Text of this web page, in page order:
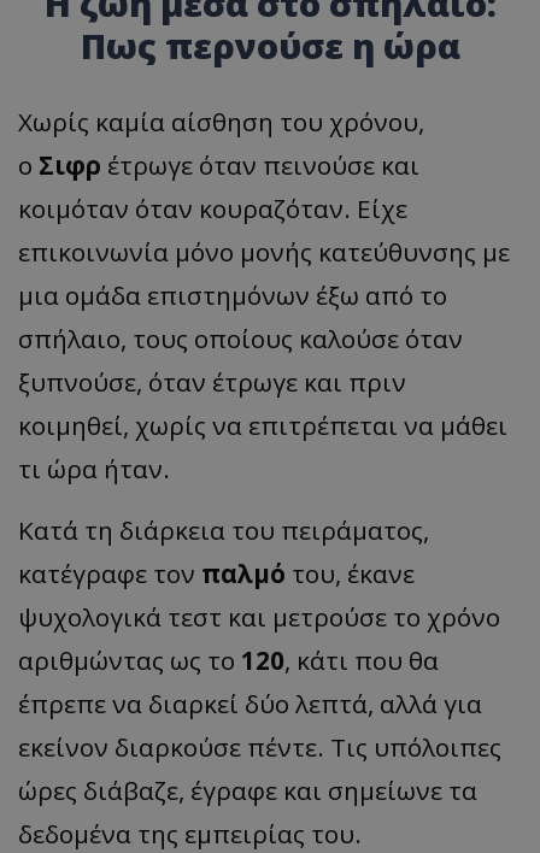
Πως περνούσε η ώρα
Χωρίς καμία αίσθηση του χρόνου,
ο Σιφρ έτρωγε όταν πεινούσε και
κοιμόταν όταν κουραζόταν. Είχε
επικοινωνία μόνο μονής κατεύθυνσης με
μια ομάδα επιστημόνων έξω από το
σπήλαιο, τους οποίους καλούσε όταν
ξυπνούσε, όταν έτρωγε και πριν
κοιμηθεί, χωρίς να επιτρέπεται να μάθει
τι ώρα ήταν.
Κατά τη διάρκεια του πειράματος,
κατέγραφε τον παλμό του, έκανε
ψυχολογικά τεστ και μετρούσε το χρόνο
αριθμώντας ως το 120, κάτι που θα
έπρεπε να διαρκεί δύο λεπτά, αλλά για
εκείνον διαρκούσε πέντε. Τις υπόλοιπες
ώρες διάβαζε, έγραφε και σημείωνε τα
δεδομένα της εμπειρίας του.